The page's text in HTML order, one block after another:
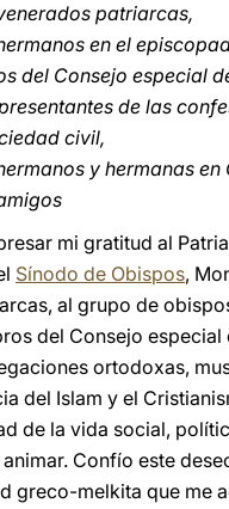
patriarcas,
en el
del Consejo especial
de las
civil,
y hermanas en
mi gratitud al
Sínodo de Obispos,
al grupo de
del Consejo
ortodoxas,
del Islam y el
de la vida social,
Confío este
greco-melkita que me